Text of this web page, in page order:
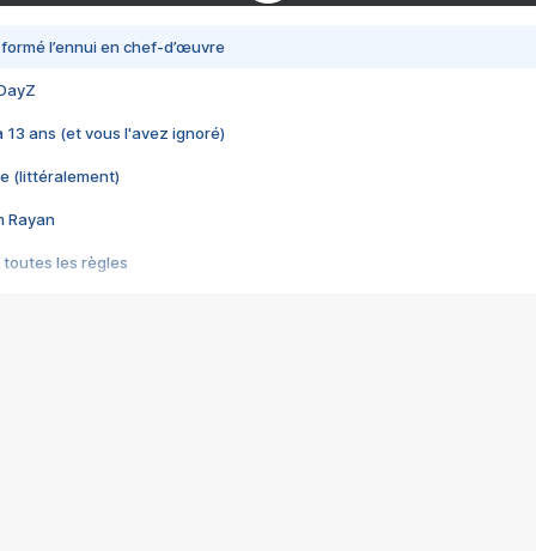
l’ennui en chef-d’œuvre
13 ans (et vous l'avez ignoré)
(littéralement)
Rayan
toutes les règles